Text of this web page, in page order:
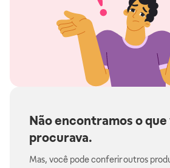
Não encontramos o
procurava.
Mas, você pode conferir outros